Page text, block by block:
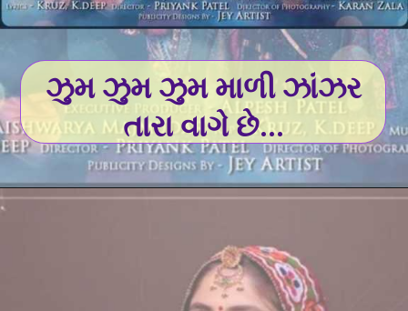
ઝુમ ઝુમ ઝુમ માળી ઝાંઝર
તારા વાગે છે...